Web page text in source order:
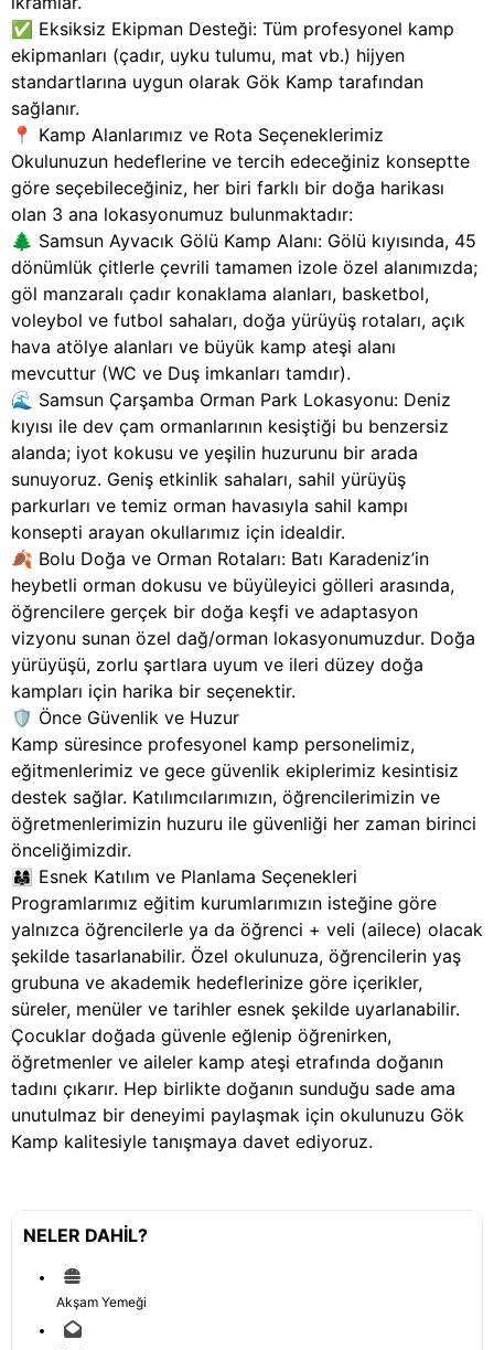
✅ Eksiksiz Ekipman Desteği: Tüm profesyonel kamp
ekipmanları (çadır, uyku tulumu, mat vb.) hijyen
standartlarına uygun olarak Gök Kamp tarafından
sağlanır.
📍 Kamp Alanlarımız ve Rota Seçeneklerimiz
Okulunuzun hedeflerine ve tercih edeceğiniz konseptte
göre seçebileceğiniz, her biri farklı bir doğa harikası
olan 3 ana lokasyonumuz bulunmaktadır:
🌲 Samsun Ayvacık Gölü Kamp Alanı: Gölü kıyısında, 45
dönümlük çitlerle çevrili tamamen izole özel alanımızda;
göl manzaralı çadır konaklama alanları, basketbol,
voleybol ve futbol sahaları, doğa yürüyüş rotaları, açık
hava atölye alanları ve büyük kamp ateşi alanı
mevcuttur (WC ve Duş imkanları tamdır).
🌊 Samsun Çarşamba Orman Park Lokasyonu: Deniz
kıyısı ile dev çam ormanlarının kesiştiği bu benzersiz
alanda; iyot kokusu ve yeşilin huzurunu bir arada
sunuyoruz. Geniş etkinlik sahaları, sahil yürüyüş
parkurları ve temiz orman havasıyla sahil kampı
konsepti arayan okullarımız için idealdir.
🍂 Bolu Doğa ve Orman Rotaları: Batı Karadeniz’in
heybetli orman dokusu ve büyüleyici gölleri arasında,
öğrencilere gerçek bir doğa keşfi ve adaptasyon
vizyonu sunan özel dağ/orman lokasyonumuzdur. Doğa
yürüyüşü, zorlu şartlara uyum ve ileri düzey doğa
kampları için harika bir seçenektir.
🛡️ Önce Güvenlik ve Huzur
Kamp süresince profesyonel kamp personelimiz,
eğitmenlerimiz ve gece güvenlik ekiplerimiz kesintisiz
destek sağlar. Katılımcılarımızın, öğrencilerimizin ve
öğretmenlerimizin huzuru ile güvenliği her zaman birinci
önceliğimizdir.
👨‍👩‍👧 Esnek Katılım ve Planlama Seçenekleri
Programlarımız eğitim kurumlarımızın isteğine göre
yalnızca öğrencilerle ya da öğrenci + veli (ailece) olacak
şekilde tasarlanabilir. Özel okulunuza, öğrencilerin yaş
grubuna ve akademik hedeflerinize göre içerikler,
süreler, menüler ve tarihler esnek şekilde uyarlanabilir.
Çocuklar doğada güvenle eğlenip öğrenirken,
öğretmenler ve aileler kamp ateşi etrafında doğanın
tadını çıkarır. Hep birlikte doğanın sunduğu sade ama
unutulmaz bir deneyimi paylaşmak için okulunuzu Gök
Kamp kalitesiyle tanışmaya davet ediyoruz.
NELER DAHIL?
Akşam Yemeği